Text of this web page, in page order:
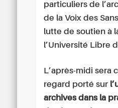
particuliers de
de la Voix des
lutte de soutien à
l’Université Libre
L’après-midi sera
regard porté sur
archives dans la